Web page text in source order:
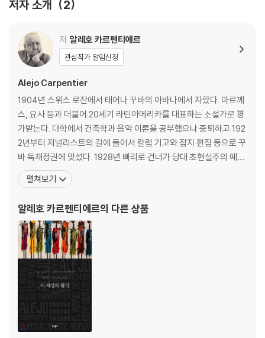
저자 소개 2
저 알레호 카르펜티에르
관심작가 알림신청
Alejo Carpentier
1904년 스위스 로잔에서 태어나 꾸바의 아바나에서 자랐다. 마르께
스, 요사 등과 더불어 20세기 라틴아메리카를 대표하는 소설가로 평
가받는다. 대학에서 건축학과 음악 이론을 공부했으나 중퇴하고 192
2년부터 저널리스트의 길에 들어서 칼럼 기고와 잡지 편집 등으로 꾸
바 독재정권에 맞섰다. 1928년 빠리로 건너가 당대 초현실주의 예술
가들과 폭넓게 교류하는 가운데 라틴아메리카 문학의 정체성을 가다
듬고, 귀국 후에는 라디오 음악 방송 제작에 참여한다. 1945년에 2년
며 ‘경이로운 세계’로서의 라틴아메리카를 발견하고, 이
펼쳐보기
알레호 카르펜티에르의 다른 상품